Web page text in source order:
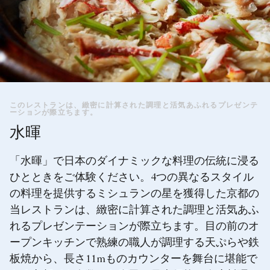
このレストランは、緻密に計算された調理と活気あふれるプレゼンテ
ーションが際立ちます。
水暉
「水暉」で日本のダイナミックな料理の伝統に浸る
ひとときをご体験ください。4つの異なるスタイル
の料理を提供するミシュランの星を獲得した京都の
当レストランは、緻密に計算された調理と活気あふ
れるプレゼンテーションが際立ちます。目の前のオ
ープンキッチンで熟練の職人が調理する天ぷらや鉄
板焼から、長さ11mものカウンターを舞台に堪能で